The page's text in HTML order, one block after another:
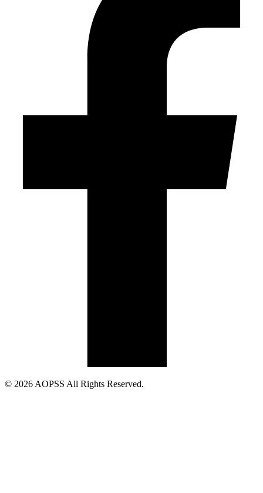
© 2026 AOPSS All Rights Reserved.